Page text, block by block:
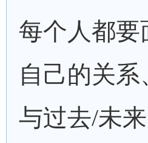
每个人都要
自己的关
与过去/未